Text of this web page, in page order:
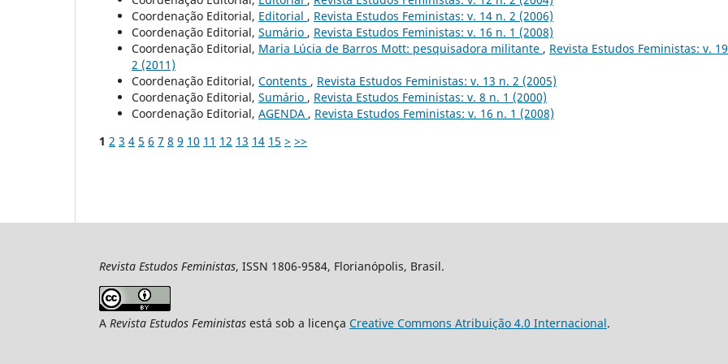
Coordenação Editorial, Editorial , Revista Estudos Feministas: v. 14 n. 2 (2006)
Coordenação Editorial, Sumário , Revista Estudos Feministas: v. 16 n. 1 (2008)
Coordenação Editorial, Maria Lúcia de Barros Mott: pesquisadora militante , Revista Estudos Feministas: v.
2 (2011)
Coordenação Editorial, Contents , Revista Estudos Feministas: v. 13 n. 2 (2005)
Coordenação Editorial, Sumário , Revista Estudos Feministas: v. 8 n. 1 (2000)
Coordenação Editorial, AGENDA , Revista Estudos Feministas: v. 16 n. 1 (2008)
1 2 3 4 5 6 7 8 9 10 11 12 13 14 15 > >>
Revista Estudos Feministas, ISSN 1806-9584, Florianópolis, Brasil.
A Revista Estudos Feministas está sob a licença Creative Commons Atribuição 4.0 Internacional.